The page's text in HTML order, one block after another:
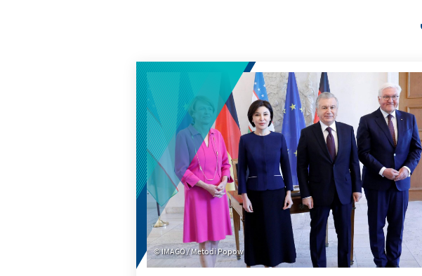
IMAGO / Metodi Popow